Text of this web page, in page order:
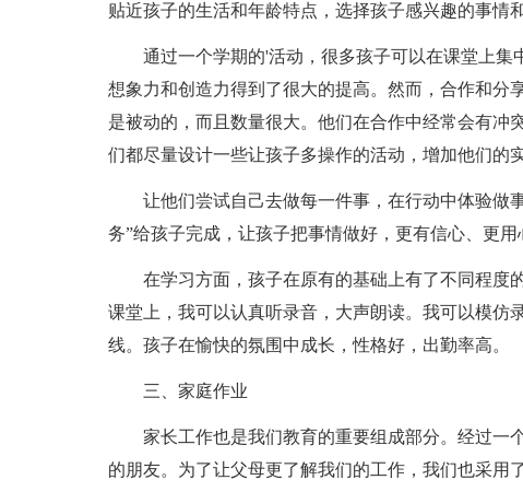
贴近孩子的生活和年龄特点，选择孩子感兴趣的事情
通过一个学期的'活动，很多孩子可以在课堂上集
想象力和创造力得到了很大的提高。然而，合作和分
是被动的，而且数量很大。他们在合作中经常会有冲
们都尽量设计一些让孩子多操作的活动，增加他们的
让他们尝试自己去做每一件事，在行动中体验做
务”给孩子完成，让孩子把事情做好，更有信心、更用
在学习方面，孩子在原有的基础上有了不同程度
课堂上，我可以认真听录音，大声朗读。我可以模仿
线。孩子在愉快的氛围中成长，性格好，出勤率高。
三、家庭作业
家长工作也是我们教育的重要组成部分。经过一
的朋友。为了让父母更了解我们的工作，我们也采用